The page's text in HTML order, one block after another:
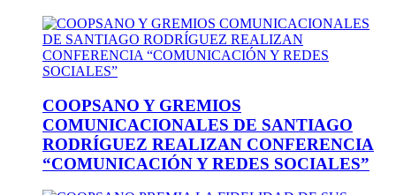
COOPSANO Y GREMIOS
COMUNICACIONALES DE SANTIAGO
RODRÍGUEZ REALIZAN CONFERENCIA
“COMUNICACIÓN Y REDES SOCIALES”